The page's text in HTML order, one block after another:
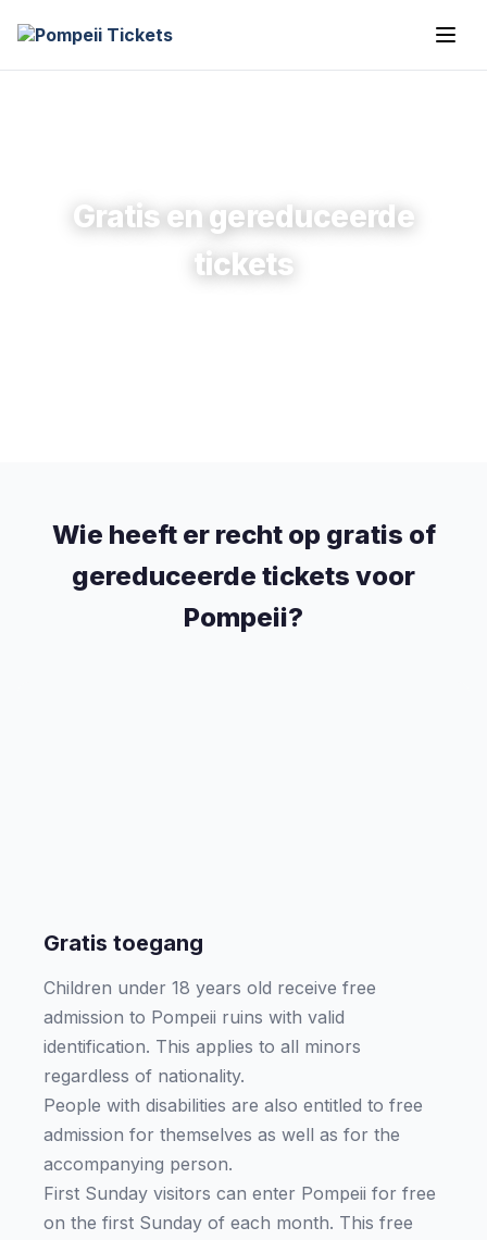
Gratis en gereduceerde
tickets
Wie heeft er recht op gratis of
gereduceerde tickets voor
Pompeii?
Gratis toegang
Children under 18 years old receive free
admission to Pompeii ruins with valid
identification. This applies to all minors
regardless of nationality.
People with disabilities are also entitled to free
admission for themselves as well as for the
accompanying person.‍
First Sunday visitors can enter Pompeii for free
on the first Sunday of each month. This free